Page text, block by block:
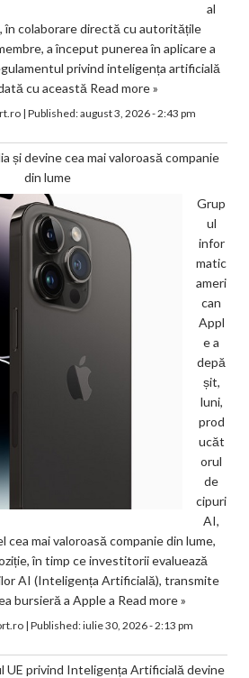
al
în colaborare directă cu autoritățile
a început punerea în aplicare a
privind inteligența artificială
cu această Read more »
| Published:august 3, 2026 - 2:43 pm
și devine cea mai valoroasă companie
din lume
Grup
ul
infor
matic
ameri
can
Appl
e a
depă
șit,
luni,
prod
ucăt
orul
de
cipuri
AI,
cea mai valoroasă companie din lume,
în timp ce investitorii evaluează
AI (Inteligența Artificială), transmite
bursieră a Apple a Read more »
| Published:iulie 30, 2026 - 2:13 pm
UE privind Inteligența Artificială devine